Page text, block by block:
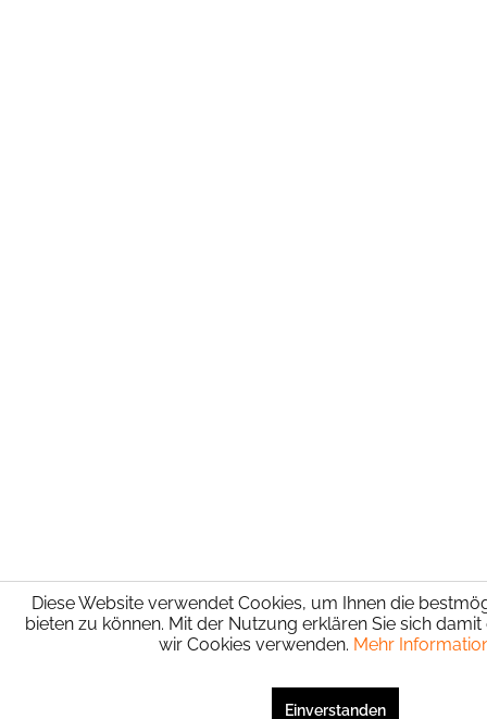
Diese Website verwendet Cookies, um Ihnen die
bieten zu können. Mit der Nutzung erklären Sie sich
wir Cookies verwenden. Mehr
Einverstanden
Bewertungen bei: shopvote.de ⓘ